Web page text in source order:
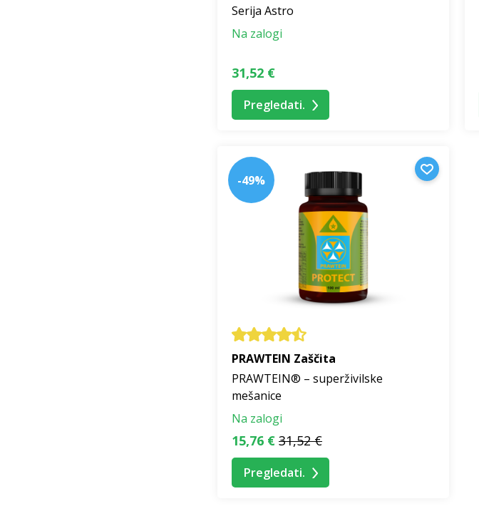
Serija Astro
Na zalogi
31,52 €
Pregledati.
-49%
PRAWTEIN Zaščita
PRAWTEIN® – superživilske
mešanice
Na zalogi
15,76 € 31,52 €
Pregledati.